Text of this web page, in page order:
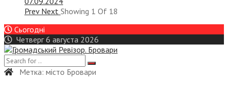
Prev Next Showing 1 Of 18
Сьогодні
Четверг 6 августа 2026
Метка: місто Бровари